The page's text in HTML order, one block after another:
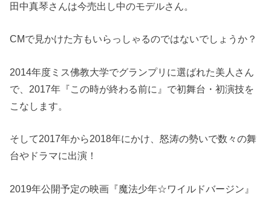
田中真琴さんは今売出し中のモデルさん。
CMで見かけた方もいらっしゃるのではないでしょうか？
2014年度ミス佛教大学でグランプリに選ばれた美人さん
で、2017年『この時が終わる前に』で初舞台・初演技を
こなします。
そして2017年から2018年にかけ、怒涛の勢いで数々の舞
台やドラマに出演！
2019年公開予定の映画『魔法少年☆ワイルドバージン』